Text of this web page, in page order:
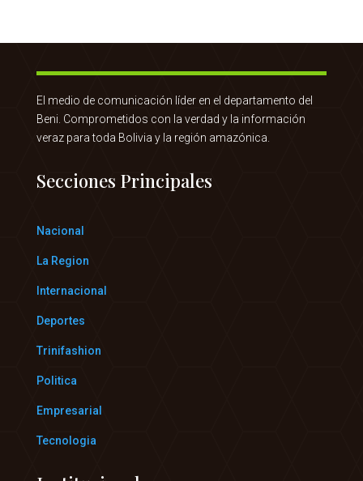
El medio de comunicación líder en el departamento del
Beni. Comprometidos con la verdad y la información
veraz para toda Bolivia y la región amazónica.
Secciones Principales
Nacional
La Region
Internacional
Deportes
Trinifashion
Politica
Empresarial
Tecnologia